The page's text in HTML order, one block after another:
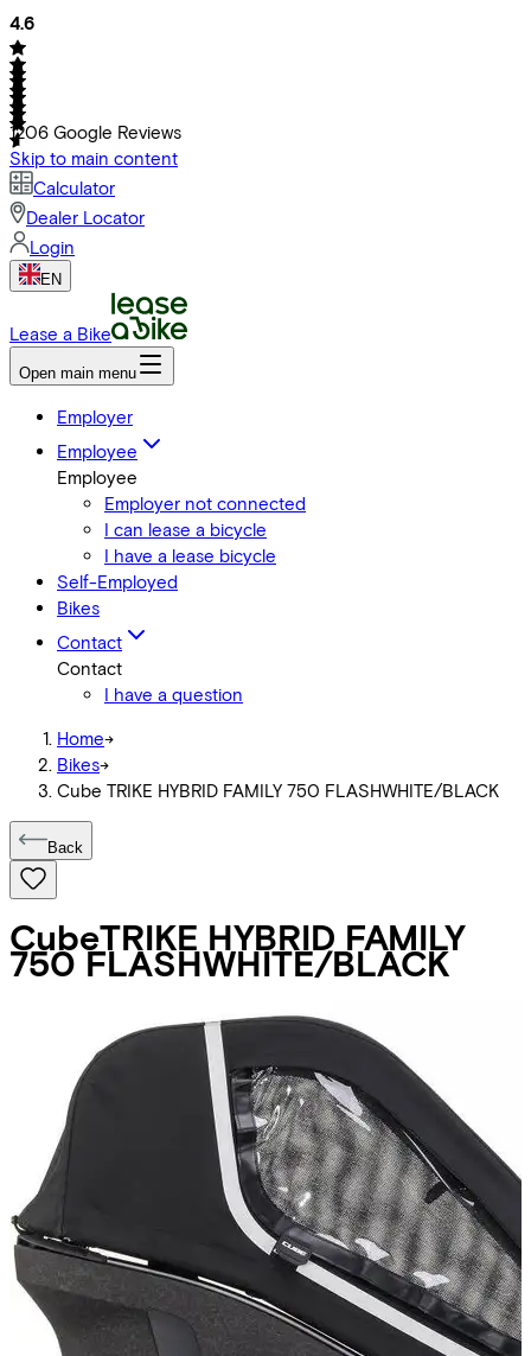
4.6
1206 Google Reviews
Skip to main content
Calculator
Dealer Locator
Login
EN
Lease a Bike
Open main menu
Employer
Employee
Employee
Employer not connected
I can lease a bicycle
I have a lease bicycle
Self-Employed
Bikes
Contact
Contact
I have a question
Home->
Bikes->
Cube TRIKE HYBRID FAMILY 750 FLASHWHITE/BLACK
Back
CubeTRIKE HYBRID FAMILY
750 FLASHWHITE/BLACK